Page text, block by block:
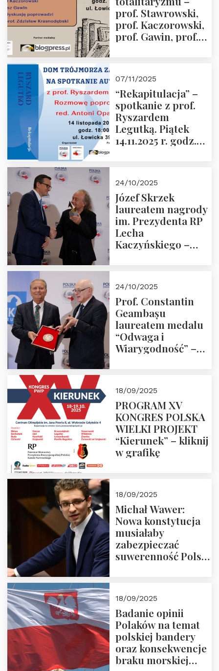
grudnia 2025 r.
godz. 18:00.
prof. Stawrowski,
prof. Kaczorowski,
prof. Gawin, prof.
07/11/2025
“Rekapitulacja” –
spotkanie z prof.
Ryszardem
Legutką. Piątek
14.11.2025 r. godz.
24/10/2025
Józef Skrzek
laureatem nagrody
im. Prezydenta RP
Lecha
Kaczyńskiego –
24/10/2025
Prof. Constantin
Geambașu
laureatem medalu
“Odwaga i
Wiarygodność” –
18/09/2025
PROGRAM XV
KONGRES POLSKA
WIELKI PROJEKT
“Kierunek” – kliknij
w grafikę
18/09/2025
Michał Wawer:
Nowa konstytucja
musiałaby
zabezpieczać
suwerenność Polski
18/09/2025
Badanie opinii
Polaków na temat
polskiej bandery
oraz konsekwencje
braku morskiej